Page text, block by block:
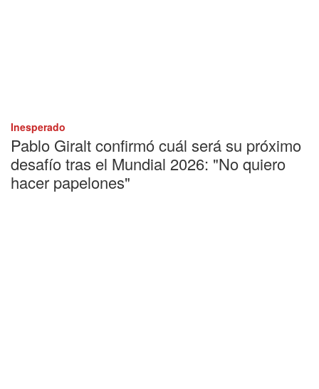
Inesperado
Pablo Giralt confirmó cuál será su próximo
desafío tras el Mundial 2026: "No quiero
hacer papelones"